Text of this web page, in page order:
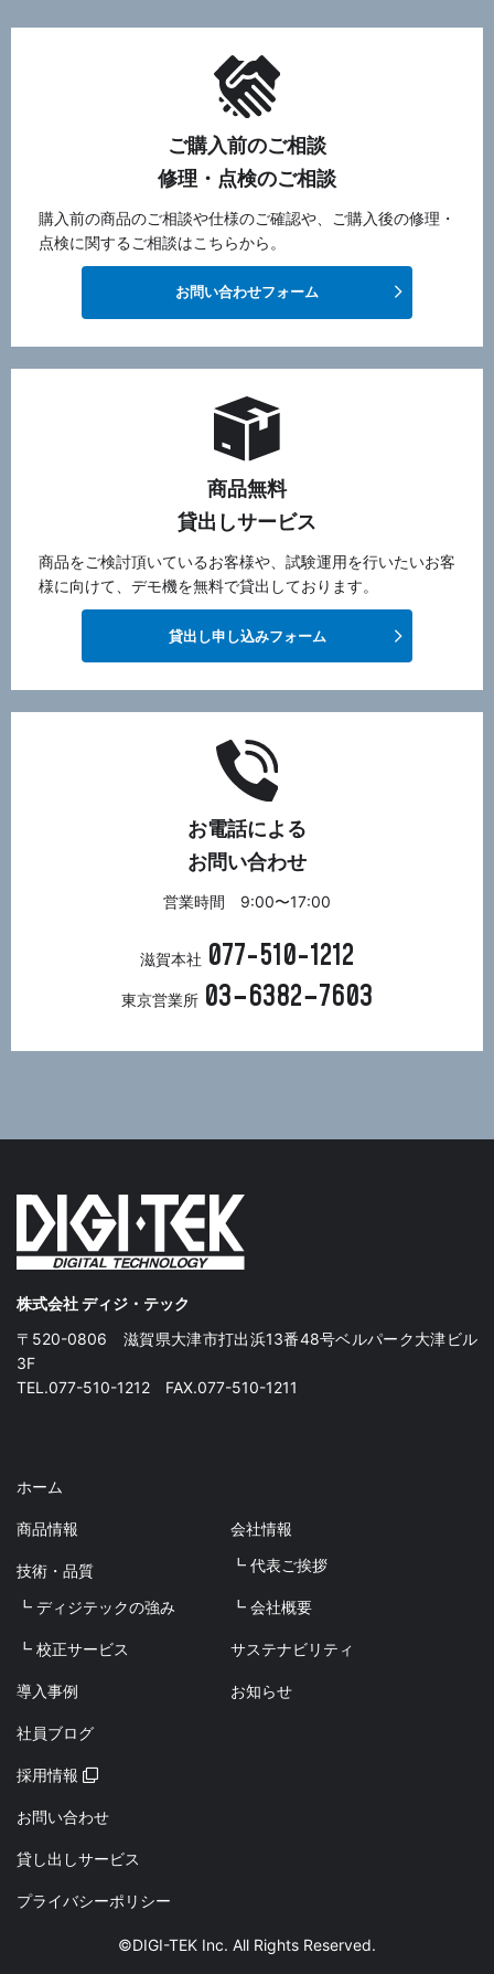
ご購入前のご相談
修理・点検のご相談
購入前の商品のご相談や仕様のご確認や、ご購入後の修理・
点検に関するご相談はこちらから。
お問い合わせフォーム
商品無料
貸出しサービス
商品をご検討頂いているお客様や、試験運用を行いたいお客
様に向けて、デモ機を無料で貸出しております。
貸出し申し込みフォーム
お電話による
お問い合わせ
営業時間 9:00〜17:00
滋賀本社 077-510-1212
東京営業所 03−6382−7603
株式会社 ディジ・テック
〒520-0806 滋賀県大津市打出浜13番48号ベルパーク大津ビル
3F
TEL.077-510-1212 FAX.077-510-1211
ホーム
商品情報
技術・品質
┗ ディジテックの強み
┗ 校正サービス
導入事例
会社情報
┗ 代表ご挨拶
┗ 会社概要
サステナビリティ
お知らせ
社員ブログ
採用情報
お問い合わせ
貸し出しサービス
プライバシーポリシー
©DIGI-TEK Inc. All Rights Reserved.